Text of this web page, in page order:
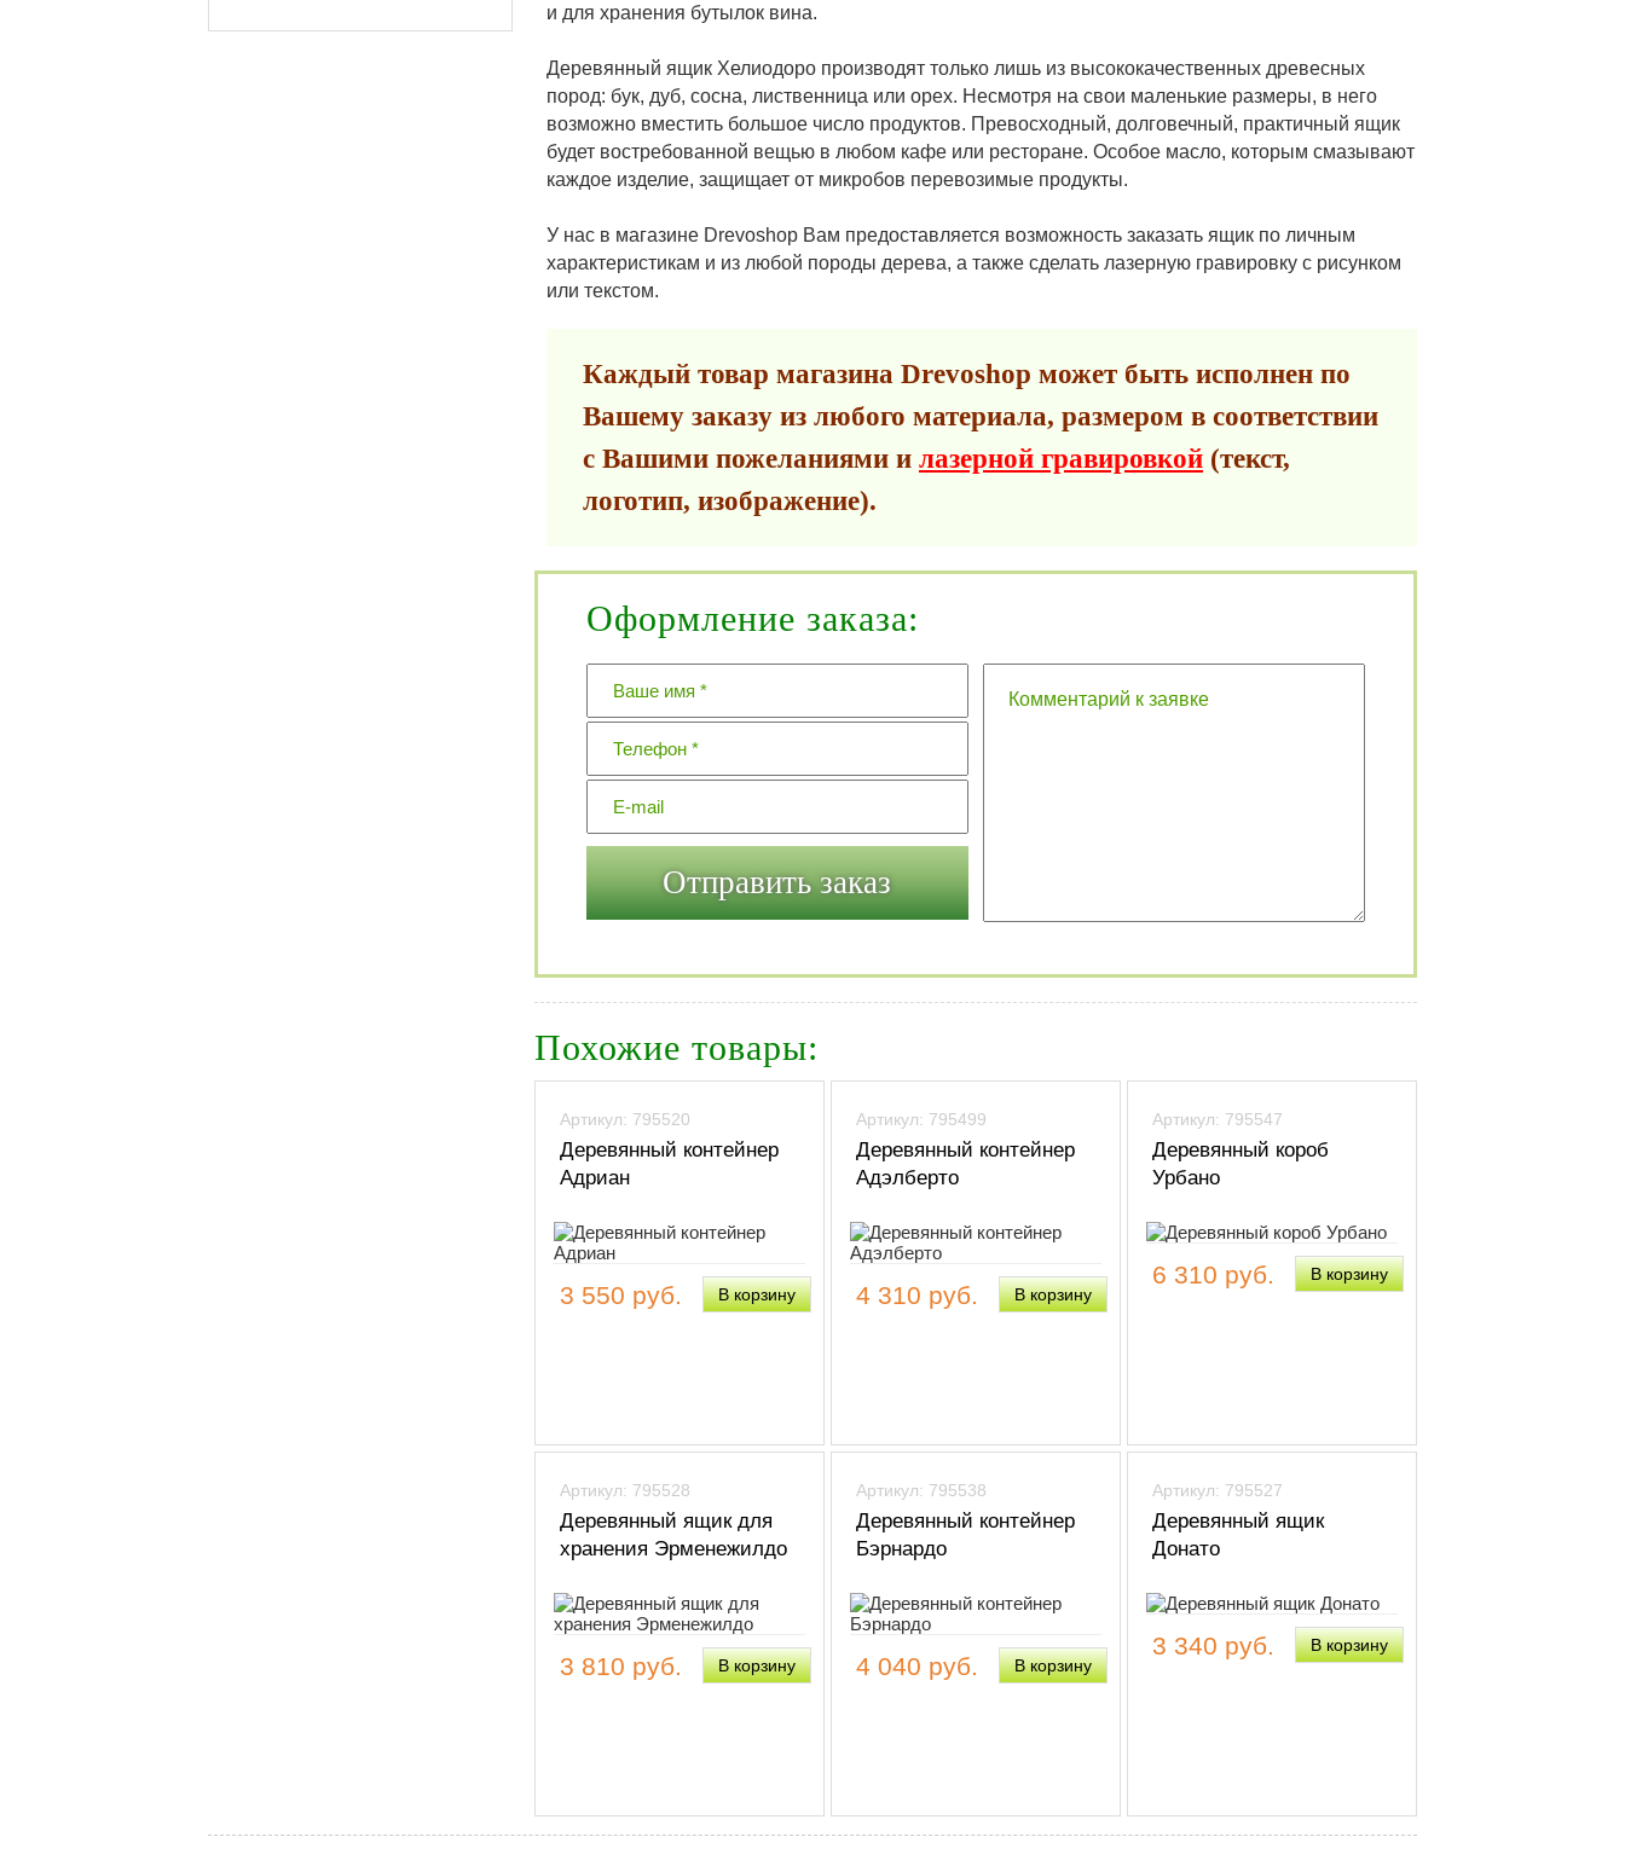
и для хранения бутылок вина.
Деревянный ящик Хелиодоро производят только лишь из высококачественных древесных
пород: бук, дуб, сосна, лиственница или орех. Несмотря на свои маленькие размеры, в него
возможно вместить большое число продуктов. Превосходный, долговечный, практичный ящик
будет востребованной вещью в любом кафе или ресторане. Особое масло, которым смазывают
каждое изделие, защищает от микробов перевозимые продукты.
У нас в магазине Drevoshop Вам предоставляется возможность заказать ящик по личным
характеристикам и из любой породы дерева, а также сделать лазерную гравировку с рисунком
или текстом.
Каждый товар магазина Drevoshop может быть исполнен по
Вашему заказу из любого материала, размером в соответствии
с Вашими пожеланиями и лазерной гравировкой (текст,
логотип, изображение).
Оформление заказа:
Похожие товары:
Артикул: 795520
Деревянный контейнер
Адриан
3 550 руб.
Артикул: 795499
Деревянный контейнер
Адэлберто
4 310 руб.
Артикул: 795547
Деревянный короб
Урбано
6 310 руб.
Артикул: 795528
Деревянный ящик для
хранения Эрменежилдо
3 810 руб.
Артикул: 795538
Деревянный контейнер
Бэрнардо
4 040 руб.
Артикул: 795527
Деревянный ящик
Донато
3 340 руб.